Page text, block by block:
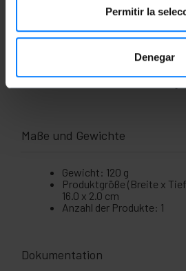
Permitir la
Denegar
Kabellänge von 2m
USB-kompatibel
Maße und Gewichte
Gewicht: 120 g
Produktgröße (Breite x
16.0 x 2.0 cm
Anzahl der Produkte: 1
Dokumentation